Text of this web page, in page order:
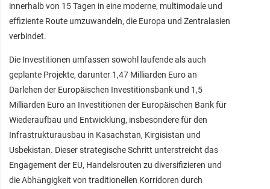
innerhalb von 15 Tagen in eine moderne, multimodale und
effiziente Route umzuwandeln, die Europa und Zentralasien
verbindet.
Die Investitionen umfassen sowohl laufende als auch
geplante Projekte, darunter 1,47 Milliarden Euro an
Darlehen der Europäischen Investitionsbank und 1,5
Milliarden Euro an Investitionen der Europäischen Bank für
Wiederaufbau und Entwicklung, insbesondere für den
Infrastrukturausbau in Kasachstan, Kirgisistan und
Usbekistan. Dieser strategische Schritt unterstreicht das
Engagement der EU, Handelsrouten zu diversifizieren und
die Abhängigkeit von traditionellen Korridoren durch